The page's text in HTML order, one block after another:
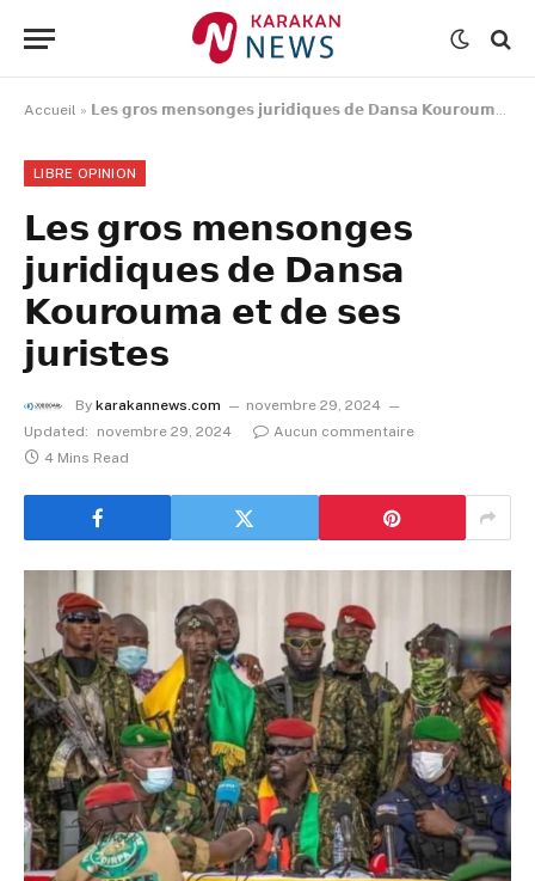
Accueil » 𝗟𝗲𝘀 𝗴𝗿𝗼𝘀 𝗺𝗲𝗻𝘀𝗼𝗻𝗴𝗲𝘀 𝗷𝘂𝗿𝗶𝗱𝗶𝗾𝘂𝗲𝘀 𝗱𝗲 𝗗𝗮𝗻𝘀𝗮 𝗞𝗼𝘂𝗿𝗼𝘂𝗺𝗮 𝗲𝘁 𝗱𝗲 𝘀𝗲𝘀 𝗷𝘂𝗿𝗶𝘀𝘁𝗲𝘀
LIBRE OPINION
𝗟𝗲𝘀 𝗴𝗿𝗼𝘀 𝗺𝗲𝗻𝘀𝗼𝗻𝗴𝗲𝘀
𝗷𝘂𝗿𝗶𝗱𝗶𝗾𝘂𝗲𝘀 𝗱𝗲 𝗗𝗮𝗻𝘀𝗮
𝗞𝗼𝘂𝗿𝗼𝘂𝗺𝗮 𝗲𝘁 𝗱𝗲 𝘀𝗲𝘀
𝗷𝘂𝗿𝗶𝘀𝘁𝗲𝘀
By karakannews.com
novembre 29, 2024
Updated:
novembre 29, 2024
Aucun commentaire
4 Mins Read